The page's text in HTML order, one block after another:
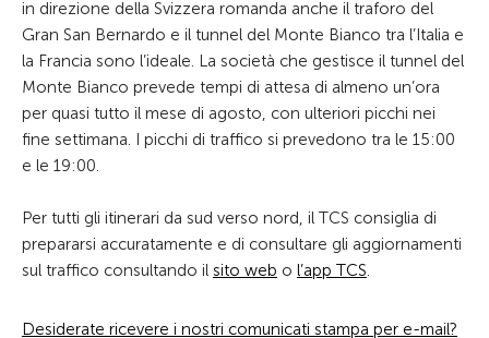
in direzione della Svizzera romanda anche il traforo del
Gran San Bernardo e il tunnel del Monte Bianco tra l’Italia e
la Francia sono l’ideale. La società che gestisce il tunnel del
Monte Bianco prevede tempi di attesa di almeno un’ora
per quasi tutto il mese di agosto, con ulteriori picchi nei
fine settimana. I picchi di traffico si prevedono tra le 15:00
e le 19:00.
Per tutti gli itinerari da sud verso nord, il TCS consiglia di
prepararsi accuratamente e di consultare gli aggiornamenti
sul traffico consultando il sito web o l’app TCS.
Desiderate ricevere i nostri comunicati stampa per e-mail?